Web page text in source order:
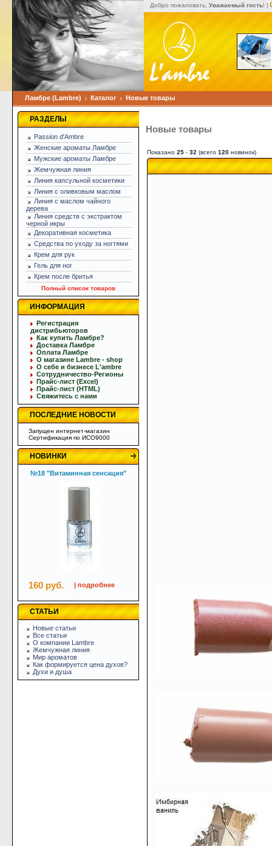
Добро пожаловать, Уважаемый гость! |
Ламбре (Lambre) Каталог Новые товары
РАЗДЕЛЫ
Passion d'Ambre
Женские ароматы Ламбре
Мужские ароматы Ламбре
Жемчужная линия
Линия капсульной косметики
Линия с оливковым маслом
Линия с маслом чайного
дерева
Линия средств с экстрактом
черной икры
Декоративная косметика
Средства по уходу за ногтями
Крем для рук
Гель для ног
Крем после бритья
Полный список товаров
ИНФОРМАЦИЯ
Регистрация
дистрибьюторов
Как купить Ламбре?
Доставка Ламбре
Оплата Ламбре
О магазине Lambre - shop
О себе и бизнесе L'ambre
Сотрудничество-Регионы
Прайс-лист (Excel)
Прайс-лист (HTML)
Свяжитесь с нами
ПОСЛЕДНИЕ НОВОСТИ
Запущен интернет-магазин
Сертификация по ИСО9000
НОВИНКИ
№18 "Витаминная сенсация"
160 руб. | подробнее
СТАТЬИ
Новые статьи
Все статьи
О компании Lambre
Жемчужная линия
Мир ароматов
Как формируется цена духов?
Духи и душа
Новые товары
Показано 25 - 32 (всего 120 новинок)